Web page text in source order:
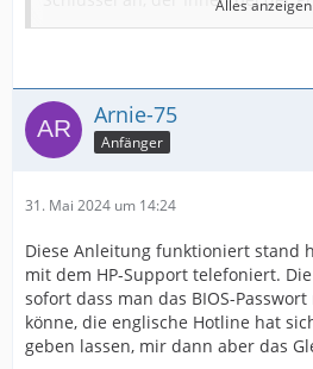
sollte. Sie finden die Datei im Anhang. Diese Datei wird
aktiv. Bitte folgen Sie den
Bitte stellen Sie sicher, dass das
formatiert ist. 1) Speichern Sie
ändern die Bezeichnung auf
USB bis 16GB probieren, aber es funktioniert nicht
immer) und stecken Sie bitte diesen Stick in den USB-
Anschluss am Notebook herein (alternativ können Sie
auch die Datei auf der Partition D:
speichern).
2) Schalten Sie bitte das Gerät
3) Drücken Sie bitte gleichzeitig
Alles anzeigen
Arnie-75
Anfänger
31. Mai 2024 um 14:24
Diese Anleitung funktioniert stand
mit dem HP-Support telefoniert.
sofort dass man das BIOS-
könne, die englische Hotline hat
geben lassen, mir dann aber das